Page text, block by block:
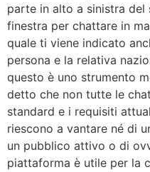
parte in alto a sinistra del
finestra per chattare in
quale ti viene indicato
persona e la relativa
questo è uno strumento
detto che non tutte le
standard e i requisiti
riescono a vantare né di
un pubblico attivo o di
piattaforma è utile per la